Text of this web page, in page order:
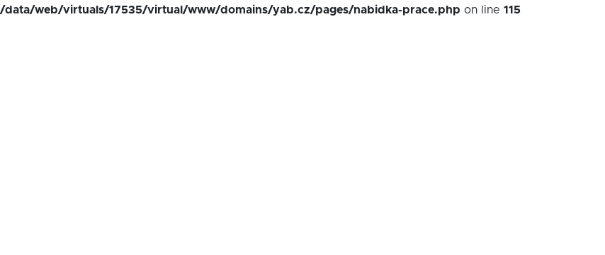
/data/web/virtuals/17535/virtual/www/domains/yab.cz/pages/nabidka-prace.php on line 115